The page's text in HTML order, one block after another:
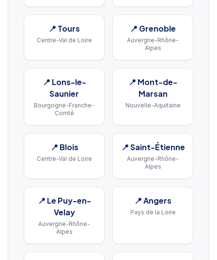
📍 Tours
Centre-Val de Loire
📍 Grenoble
Auvergne-Rhône-
Alpes
📍 Lons-le-
Saunier
Bourgogne-Franche-
Comté
📍 Mont-de-
Marsan
Nouvelle-Aquitaine
📍 Blois
Centre-Val de Loire
📍Saint-Étienne
Auvergne-Rhône-
Alpes
📍 Le Puy-en-
Velay
Auvergne-Rhône-
Alpes
📍Angers
Pays de la Loire